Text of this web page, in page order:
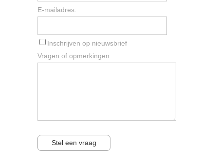
E-mailadres:
Inschrijven op nieuwsbrief
Vragen of opmerkingen
Stel een vraag